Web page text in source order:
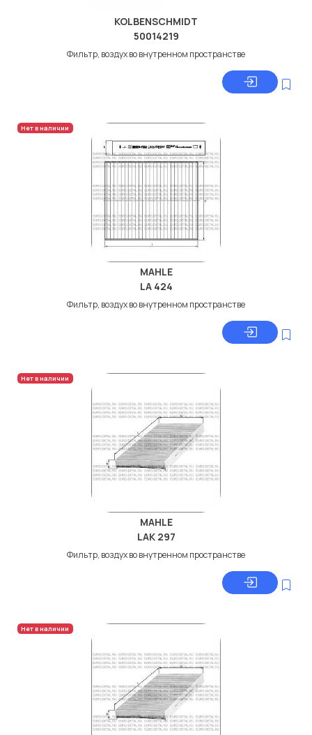
KOLBENSCHMIDT
50014219
Фильтр, воздух во внутренном пространстве
Нет в наличии
MAHLE
LA 424
Фильтр, воздух во внутренном пространстве
Нет в наличии
MAHLE
LAK 297
Фильтр, воздух во внутренном пространстве
Нет в наличии